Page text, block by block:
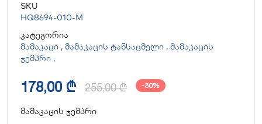
SKU
HQ8694-010-M
კატეგორია
მამაკაცი , მამაკაცის ტანსაცმელი , მამაკაცის
ჯემპრი ,
178,00 ₾ 255,00 ₾ -30%
მამაკაცის ჯემპრი